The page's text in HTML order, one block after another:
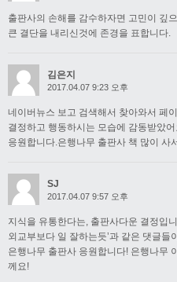
출판사의 손해를 감수하자면 고민이 깊
큰 결단을 내리신것에 존경을 표합니다.
김은지
2017.04.07 9:23 오후
네이버뉴스 보고 검색해서 찾아와서 페
결정하고 행동하시는 모습에 감동받았
응원합니다.은행나무 출판사 책 많이 사
SJ
2017.04.07 9:57 오후
지식을 유통한다는, 출판사다운 결정입
외교부보다 일 잘하는듯’과 같은 댓글들
은행나무 출판사 응원합니다! 은행나무
께요!